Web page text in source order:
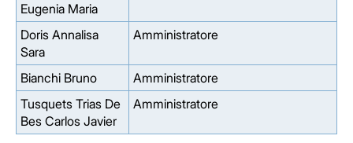
Eugenia Maria
Doris Annalisa
Sara
Amministratore
Bianchi Bruno
Amministratore
Tusquets Trias De
Bes Carlos Javier
Amministratore